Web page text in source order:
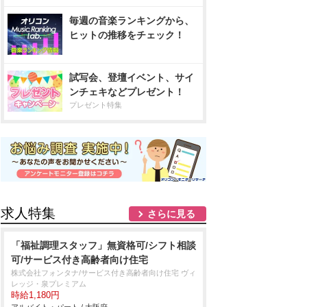
毎週の音楽ランキングから、
ヒットの推移をチェック！
試写会、登壇イベント、サイ
ンチェキなどプレゼント！
プレゼント特集
求人特集 さらに見る
「福祉調理スタッフ」無資格可/シフト相談
可/サービス付き高齢者向け住宅
株式会社フォンタナ/サービス付き高齢者向け住宅 ヴィ
レッジ・泉プレミアム
時給1,180円